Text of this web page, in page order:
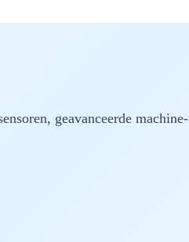
geavanceerde machine-